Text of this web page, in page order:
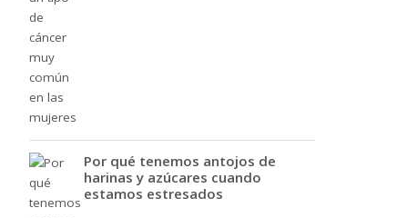
Por qué tenemos antojos de
harinas y azúcares cuando
estamos estresados